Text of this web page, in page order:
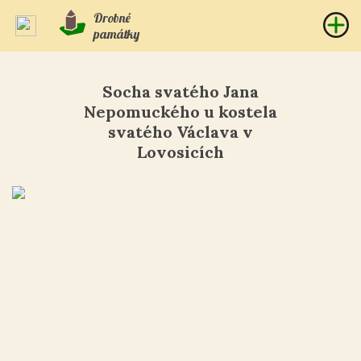
Drobné
památky
Socha svatého Jana
Nepomuckého u kostela
svatého Václava v
Lovosicích